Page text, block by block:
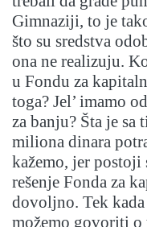
Gimnaziji, to je
što su sredstva
ona ne realizuju.
u Fondu za
toga? Jel’ imamo
za banju? Šta je sa
miliona dinara
kažemo, jer postoji
rešenje Fonda za
dovoljno. Tek kada
možemo govoriti o